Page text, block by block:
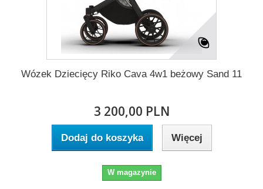
Wózek Dziecięcy Riko Cava 4w1 beżowy Sand 11
3 200,00 PLN
Dodaj do koszyka Więcej
W magazynie